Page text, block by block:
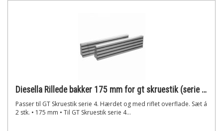
Diesella Rillede bakker 175 mm for gt skruestik (serie 4)
Passer til GT Skruestik serie 4. Hærdet og med riflet overflade. Sæt á
2 stk. • 175 mm • Til GT Skruestik serie 4...